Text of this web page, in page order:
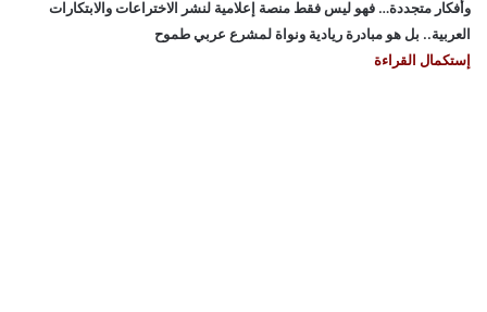
وأفكار متجددة… فهو ليس فقط منصة إعلامية لنشر الاختراعات والابتكارات
العربية.. بل هو مبادرة ريادية ونواة لمشرع عربي طموح
إستكمال القراءة